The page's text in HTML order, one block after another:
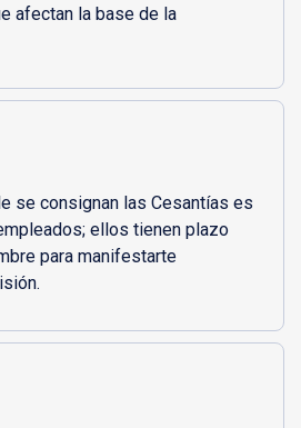
afectan la base de la
se consignan las Cesantías es
ellos tienen plazo
para manifestarte